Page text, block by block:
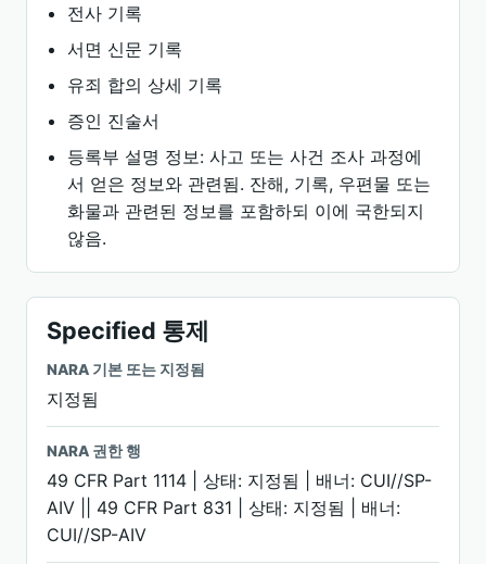
전사 기록
서면 신문 기록
유죄 합의 상세 기록
증인 진술서
등록부 설명 정보: 사고 또는 사건 조사 과정에
서 얻은 정보와 관련됨. 잔해, 기록, 우편물 또는
화물과 관련된 정보를 포함하되 이에 국한되지
않음.
Specified 통제
NARA 기본 또는 지정됨
지정됨
NARA 권한 행
49 CFR Part 1114 | 상태: 지정됨 | 배너: CUI//SP-
AIV || 49 CFR Part 831 | 상태: 지정됨 | 배너:
CUI//SP-AIV